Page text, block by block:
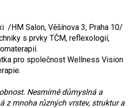
/HM Salon, Věšínova 3, Praha 10/
s prvky TČM, reflexologií,
pro společnost Wellness Vision
Nesmírně důmyslná a
z mnoha různých vrstev, struktur a